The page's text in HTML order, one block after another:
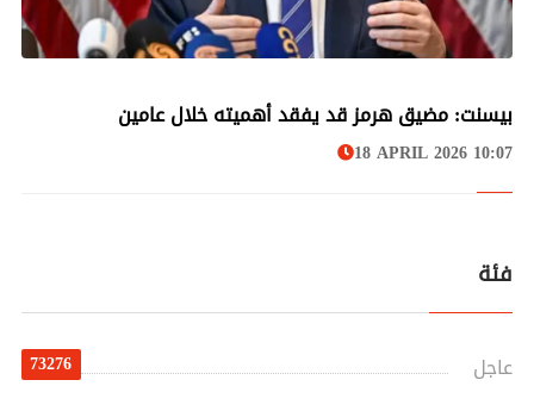
فئة
عاجل 73276
بيسنت: مضيق هرمز قد يفقد أهميته خلال عامين
18 APRIL 2026 10:07